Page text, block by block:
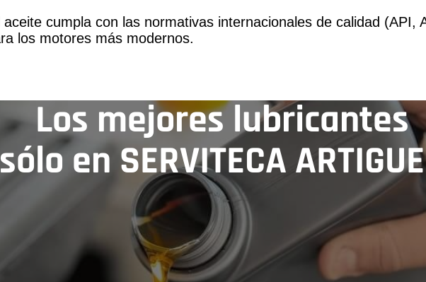
cumpla con las normativas internacionales de calidad (API,
los motores más modernos.
Los mejores lubricantes
sólo en SERVITECA